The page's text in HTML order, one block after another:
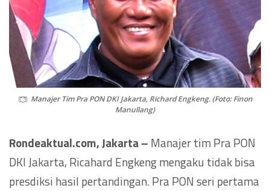
Manajer Tim Pra PON DKI Jakarta, Richard Engkeng. (Foto: Finon
Manullang)
Rondeaktual.com, Jakarta – Manajer tim Pra PON
DKI Jakarta, Ricahard Engkeng mengaku tidak bisa
presdiksi hasil pertandingan. Pra PON seri pertama